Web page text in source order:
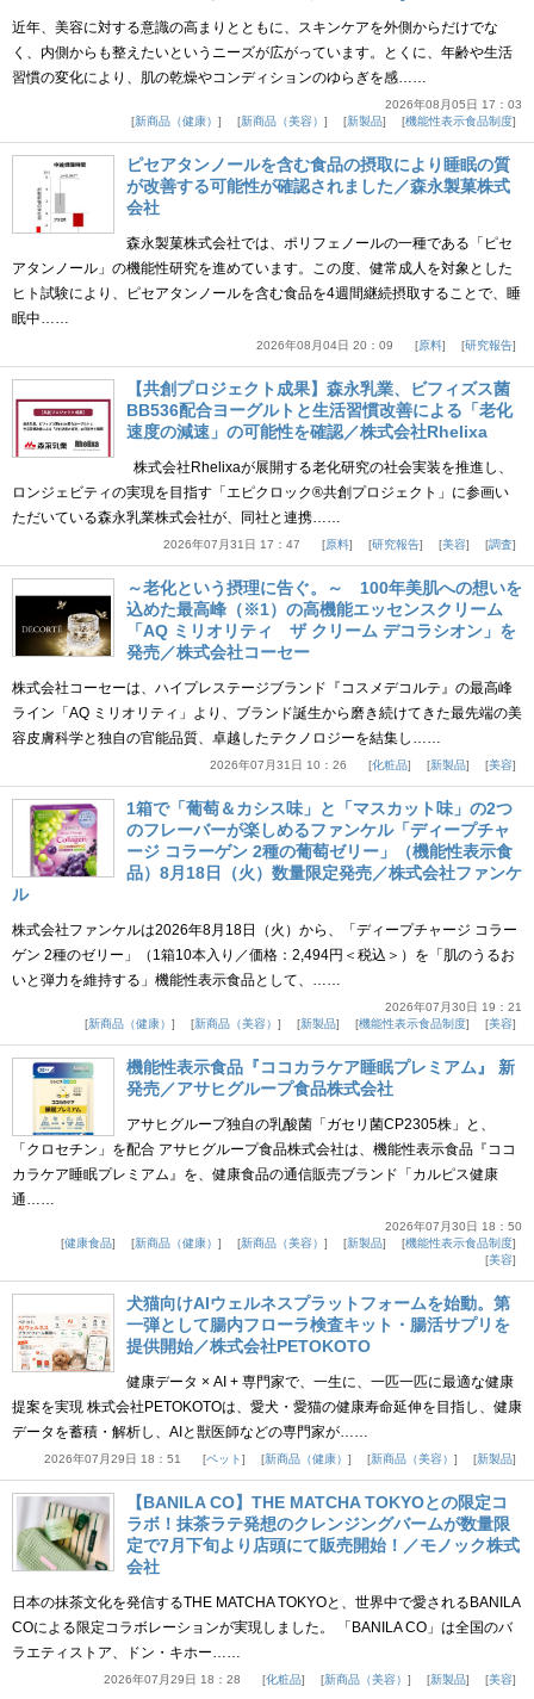
近年、美容に対する意識の高まりとともに、スキンケアを外側からだけでな
く、内側からも整えたいというニーズが広がっています。とくに、年齢や生活
習慣の変化により、肌の乾燥やコンディションのゆらぎを感……
2026年08月05日 17：03
新商品（健康）
新商品（美容） 新製品 機能性表示食品制度
ピセアタンノールを含む食品の摂取により睡眠の質
が改善する可能性が確認されました／森永製菓株式
会社
森永製菓株式会社では、ポリフェノールの一種である「ピセ
アタンノール」の機能性研究を進めています。この度、健常成人を対象とした
ヒト試験により、ピセアタンノールを含む食品を4週間継続摂取することで、睡
眠中……
2026年08月04日 20：09 原料 研究報告
【共創プロジェクト成果】森永乳業、ビフィズス菌
BB536配合ヨーグルトと生活習慣改善による「老化
速度の減速」の可能性を確認／株式会社Rhelixa
株式会社Rhelixaが展開する老化研究の社会実装を推進し、
ロンジェビティの実現を目指す「エピクロック®共創プロジェクト」に参画い
ただいている森永乳業株式会社が、同社と連携……
2026年07月31日 17：47 原料 研究報告 美容 調査
～老化という摂理に告ぐ。～ 100年美肌への想いを
込めた最高峰（※1）の高機能エッセンスクリーム
「AQ ミリオリティ ザ クリーム デコラシオン」を
発売／株式会社コーセー
株式会社コーセーは、ハイプレステージブランド『コスメデコルテ』の最高峰
ライン「AQ ミリオリティ」より、ブランド誕生から磨き続けてきた最先端の美
容皮膚科学と独自の官能品質、卓越したテクノロジーを結集し……
2026年07月31日 10：26 化粧品 新製品 美容
1箱で「葡萄＆カシス味」と「マスカット味」の2つ
のフレーバーが楽しめるファンケル「ディープチャ
ージ コラーゲン 2種の葡萄ゼリー」（機能性表示食
品）8月18日（火）数量限定発売／株式会社ファンケ
ル
株式会社ファンケルは2026年8月18日（火）から、「ディープチャージ コラー
ゲン 2種のゼリー」（1箱10本入り／価格：2,494円＜税込＞）を「肌のうるお
いと弾力を維持する」機能性表示食品として、……
2026年07月30日 19：21
新商品（健康）
新商品（美容） 新製品 機能性表示食品制度 美容
機能性表示食品『ココカラケア睡眠プレミアム』 新
発売／アサヒグループ食品株式会社
アサヒグループ独自の乳酸菌「ガセリ菌CP2305株」と、
「クロセチン」を配合 アサヒグループ食品株式会社は、機能性表示食品『ココ
カラケア睡眠プレミアム』を、健康食品の通信販売ブランド「カルピス健康
通……
2026年07月30日 18：50
健康食品
新商品（健康） 新商品（美容） 新製品
機能性表示食品制度
美容
犬猫向けAIウェルネスプラットフォームを始動。第
一弾として腸内フローラ検査キット・腸活サプリを
提供開始／株式会社PETOKOTO
健康データ × AI + 専門家で、一生に、一匹一匹に最適な健康
提案を実現 株式会社PETOKOTOは、愛犬・愛猫の健康寿命延伸を目指し、健康
データを蓄積・解析し、AIと獣医師などの専門家が……
2026年07月29日 18：51 ペット 新商品（健康） 新商品（美容） 新製品
【BANILA CO】THE MATCHA TOKYOとの限定コ
ラボ！抹茶ラテ発想のクレンジングバームが数量限
定で7月下旬より店頭にて販売開始！／モノック株式
会社
日本の抹茶文化を発信するTHE MATCHA TOKYOと、世界中で愛されるBANILA
COによる限定コラボレーションが実現しました。 「BANILA CO」は全国のバ
ラエティストア、ドン・キホー……
2026年07月29日 18：28 化粧品 新商品（美容） 新製品 美容